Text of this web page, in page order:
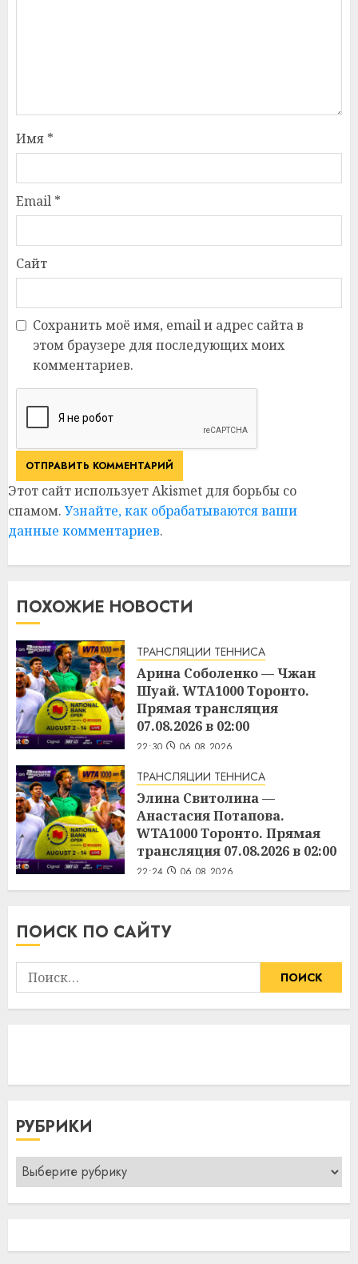
Имя *
Email *
Сайт
Сохранить моё имя, email и адрес сайта в
этом браузере для последующих моих
комментариев.
Этот сайт использует Akismet для борьбы со
спамом. Узнайте, как обрабатываются ваши
данные комментариев.
ПОХОЖИЕ НОВОСТИ
ТРАНСЛЯЦИИ ТЕННИСА
Арина Соболенко — Чжан
Шуай. WTA1000 Торонто.
Прямая трансляция
07.08.2026 в 02:00
22:30 06.08.2026
ТРАНСЛЯЦИИ ТЕННИСА
Элина Свитолина —
Анастасия Потапова.
WTA1000 Торонто. Прямая
трансляция 07.08.2026 в 02:00
22:24 06.08.2026
ПОИСК ПО САЙТУ
Найти:
РУБРИКИ
Рубрики